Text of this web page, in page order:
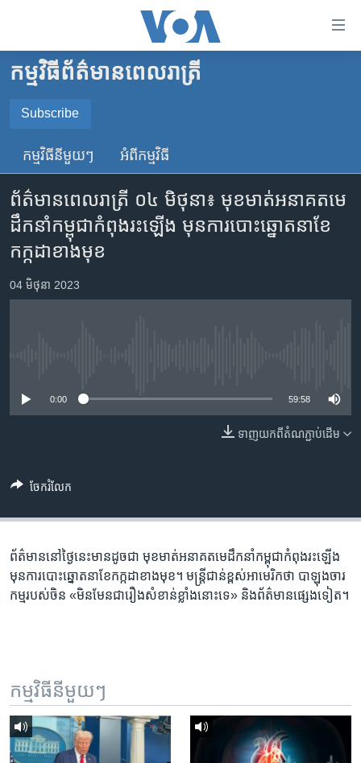
គេហទំព័រ​
ទាក់ទង
រំលង​
ទំព័រ​
ព័ត៌មាន​​
ម្តង
និង​
រំលង​
កាន់​
ស្វែង​
កម្ពុជា
អន្តរជាតិ
ចិន
ហេឡូវីអូអេ
កម្ពុជាច្នៃប្រតិដ្ឋ
ព្រឹត្តិការណ៍ព័ត៌មាន
ទូរទស្សន៍ / វីដេអូ​
កម្មវិធី​ព័ត៌មាន​ពេលរាត្រី
Subscribe
SUBSCRIBE
YouTube Music
Spotify
កម្មវិធី​នីមួយៗ អំពី​កម្មវិធី​
ព័ត៌មានពេលរាត្រី ០៤ មិថុនា៖ មុខមាត់​អនាគត​មេ
ដឹកនាំ​កម្ពុជា​កំពុង​រះឡើង មុន​ការ​បោះឆ្នោត​នា​ខែ​
កក្កដា​ខាង​មុខ
04 មិថុនា 2023
0:00 59:58
ទាញ​យក​ពី​តំណភ្ជាប់​ដើម
ចែករំលែក
ព័ត៌មាន​នៅ​ថ្ងៃនេះ​មាន​ដូចជា មុខមាត់​អនាគត​មេដឹកនាំ​កម្ពុជា​កំពុង​រះឡើង
មុន​ការ​បោះឆ្នោត​នា​ខែ​កក្កដា​ខាង​មុខ។ មន្ត្រី​ជាន់​ខ្ពស់​អាមេរិក​ថា បាឡុង​ចារ
កម្ម​របស់​ចិន «មិន​មែន​ជា​រឿង​សំខាន់​ខ្លាំង​នោះ​ទេ» និង​ព័ត៌មាន​ផ្សេង​ទៀត។
កម្មវិធី​នីមួយៗ